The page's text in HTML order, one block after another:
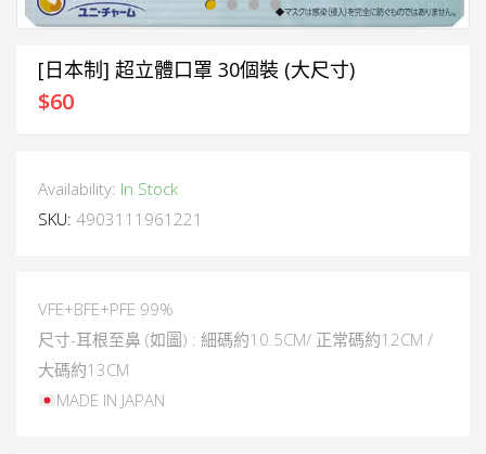
[日本制] 超立體口罩 30個裝 (大尺寸)
$60
Availability: In Stock
SKU: 4903111961221
VFE+BFE+PFE 99%
尺寸-耳根至鼻 (如圖) : 細碼約10.5CM/ 正常碼約12CM /
大碼約13CM
MADE IN JAPAN